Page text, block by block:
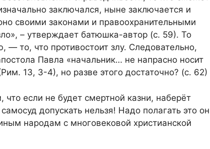
заключался, ныне заключается и
своими законами и правоохранительными
– утверждает батюшка-автор (с. 59). То
— то, что противостоит злу. Следовательно,
Павла «начальник… не напрасно носит
13, 3-4), но разве этого достаточно? (с. 62)
что если не будет смертной казни, наберёт
допускать нельзя! Надо полагать это он
народам с многовековой христианской